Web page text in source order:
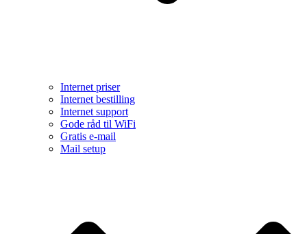
Internet priser
Internet bestilling
Internet support
Gode råd til WiFi
Gratis e-mail
Mail setup